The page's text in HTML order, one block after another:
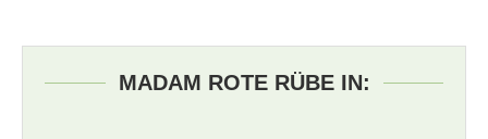
MADAM ROTE RÜBE IN: